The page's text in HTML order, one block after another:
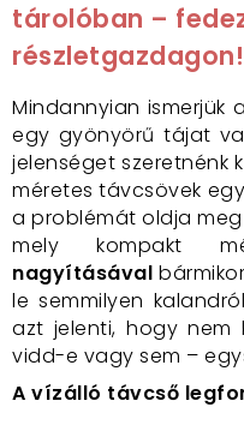
tárolóban –
részletgazdagon!
Mindannyian ismerjük
egy gyönyörű tájat
jelenséget szeretnénk
méretes távcsövek
a problémát oldja
mely kompakt
nagyításával
le semmilyen
azt jelenti, hogy nem
vidd-e vagy sem –
A vízálló távcső